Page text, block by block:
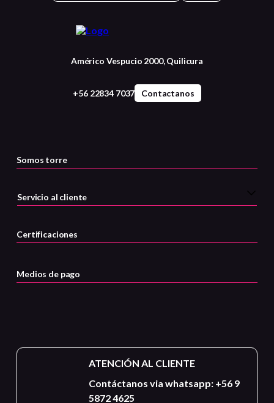
Américo Vespucio 2000, Quilicura
+56 22834 7037 Contactanos
Somos torre
Servicio al cliente
Certificaciones
Medios de pago
ATENCIÓN AL CLIENTE
Contáctanos via whatsapp: +56 9
5872 4625